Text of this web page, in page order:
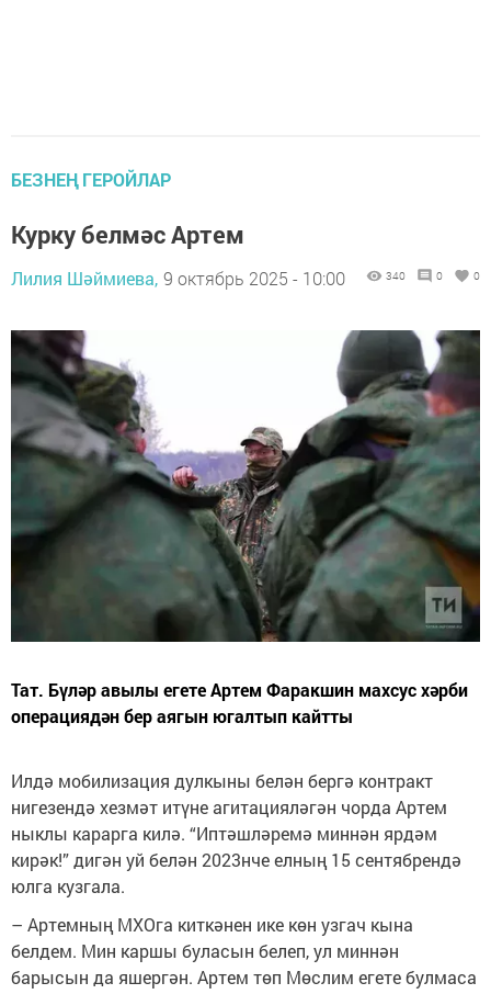
БЕЗНЕҢ ГЕРОЙЛАР
Курку белмәс Артем
Лилия Шәймиева, 9 октябрь 2025 - 10:00 340 0 0
Тат. Бүләр авылы егете Артем Фаракшин махсус хәрби
операциядән бер аягын югалтып кайтты
Илдә мобилизация дулкыны белән бергә контракт
нигезендә хезмәт итүне агитацияләгән чорда Артем
ныклы карарга килә. “Иптәшләремә миннән ярдәм
кирәк!” дигән уй белән 2023нче елның 15 сентябрендә
юлга кузгала.
– Артемның МХОга киткәнен ике көн узгач кына
белдем. Мин каршы буласын белеп, ул миннән
барысын да яшергән. Артем төп Мөслим егете булмаса